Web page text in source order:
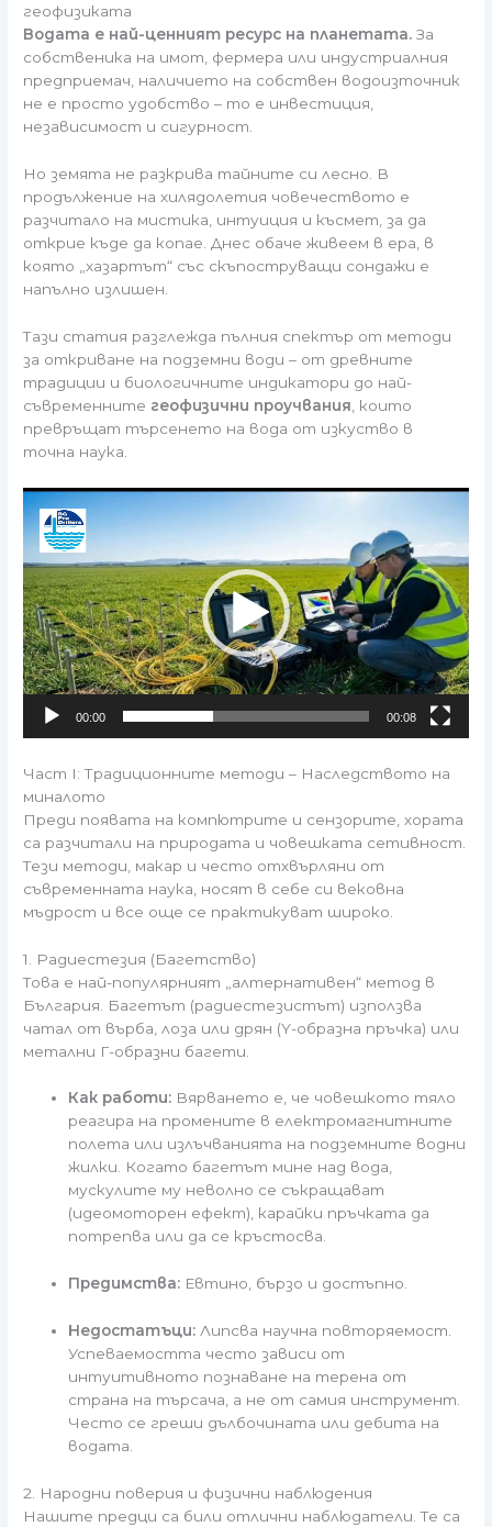
геофизиката
Водата е най-ценният ресурс на планетата. За
собственика на имот, фермера или индустриалния
предприемач, наличието на собствен водоизточник
не е просто удобство – то е инвестиция,
независимост и сигурност.
Но земята не разкрива тайните си лесно. В
продължение на хилядолетия човечеството е
разчитало на мистика, интуиция и късмет, за да
открие къде да копае. Днес обаче живеем в ера, в
която „хазартът“ със скъпоструващи сондажи е
напълно излишен.
Тази статия разглежда пълния спектър от методи
за откриване на подземни води – от древните
традиции и биологичните индикатори до най-
съвременните геофизични проучвания , които
превръщат търсенето на вода от изкуство в
точна наука.
Видео
00:00 00:08
Част I: Традиционните методи – Наследството на
миналото
Преди появата на компютрите и сензорите, хората
са разчитали на природата и човешката сетивност.
Тези методи, макар и често отхвърляни от
съвременната наука, носят в себе си вековна
мъдрост и все още се практикуват широко.
1. Радиестезия (Багетство)
Това е най-популярният „алтернативен“ метод в
България. Багетът (радиестезистът) използва
чатал от върба, лоза или дрян (Y-образна пръчка) или
метални Г-образни багети.
Как работи: Вярването е, че човешкото тяло
реагира на промените в електромагнитните
полета или излъчванията на подземните водни
жилки. Когато багетът мине над вода,
мускулите му неволно се съкращават
(идеомоторен ефект), карайки пръчката да
потрепва или да се кръстосва.
Предимства: Евтино, бързо и достъпно.
Недостатъци: Липсва научна повторяемост.
Успеваемостта често зависи от
интуитивното познаване на терена от
страна на търсача, а не от самия инструмент.
Често се греши дълбочината или дебита на
водата.
2. Народни поверия и физични наблюдения
Нашите предци са били отлични наблюдатели. Те са